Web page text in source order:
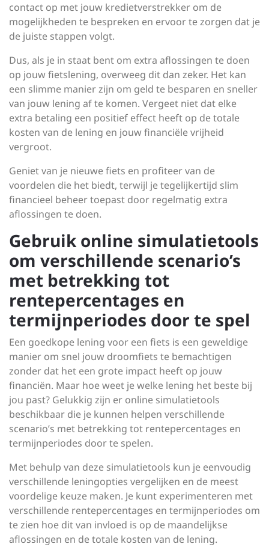
contact op met jouw kredietverstrekker om de
mogelijkheden te bespreken en ervoor te zorgen dat je
de juiste stappen volgt.
Dus, als je in staat bent om extra aflossingen te doen
op jouw fietslening, overweeg dit dan zeker. Het kan
een slimme manier zijn om geld te besparen en sneller
van jouw lening af te komen. Vergeet niet dat elke
extra betaling een positief effect heeft op de totale
kosten van de lening en jouw financiële vrijheid
vergroot.
Geniet van je nieuwe fiets en profiteer van de
voordelen die het biedt, terwijl je tegelijkertijd slim
financieel beheer toepast door regelmatig extra
aflossingen te doen.
Gebruik online simulatietools
om verschillende scenario’s
met betrekking tot
rentepercentages en
termijnperiodes door te spel
Een goedkope lening voor een fiets is een geweldige
manier om snel jouw droomfiets te bemachtigen
zonder dat het een grote impact heeft op jouw
financiën. Maar hoe weet je welke lening het beste bij
jou past? Gelukkig zijn er online simulatietools
beschikbaar die je kunnen helpen verschillende
scenario’s met betrekking tot rentepercentages en
termijnperiodes door te spelen.
Met behulp van deze simulatietools kun je eenvoudig
verschillende leningopties vergelijken en de meest
voordelige keuze maken. Je kunt experimenteren met
verschillende rentepercentages en termijnperiodes om
te zien hoe dit van invloed is op de maandelijkse
aflossingen en de totale kosten van de lening.